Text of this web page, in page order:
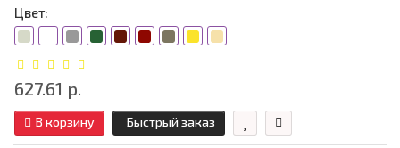
Цвет:
627.61 р.
В корзину Быстрый заказ